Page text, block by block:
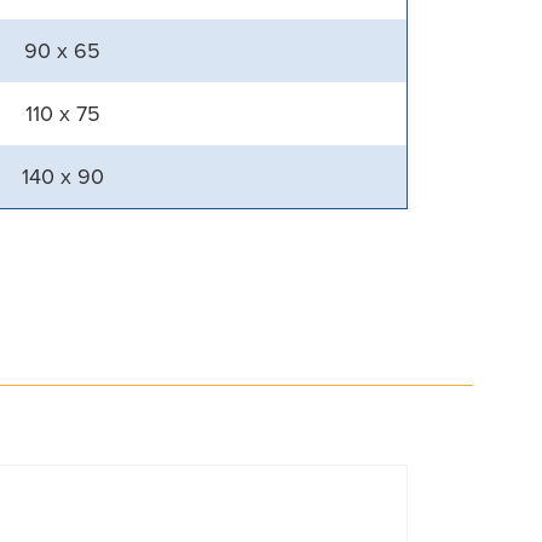
90 x 65
110 x 75
140 x 90